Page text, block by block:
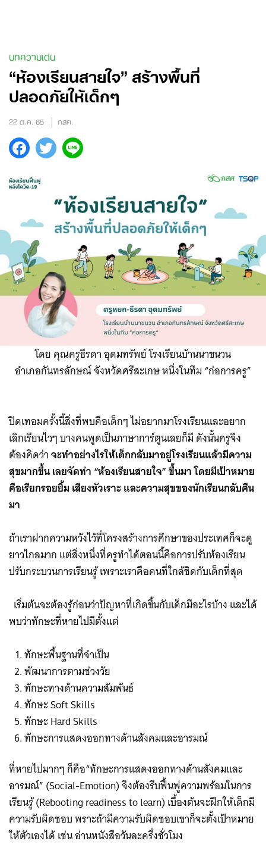
บทความเด่น
“ห้องเรียนสายใจ” สร้างพื้นที่
ปลอดภัยให้เด็กๆ
22 ต.ค. 65 กสศ.
โดย คุณครูธีรดา อุดมทรัพย์ โรงเรียนบ้านนาขนวน
อำเภอกันทรลักษณ์ จังหวัดศรีสะเกษ หนึ่งในทีม “ก่อการครู”
ปิดเทอมครั้งนี้สิ่งที่พบคือเด็กๆ ไม่อยากมาโรงเรียนและอยาก
เลิกเรียนไวๆ บางคนพูดเป็นภาษาการ์ตูนเลยก็มี ดังนั้นครูจึง
ต้องคิดว่าจะทำอย่างไรให้เด็กกลับมาอยู่โรงเรียนแล้วมีความ
สุขมากขึ้น เลยจัดทำ “ห้องเรียนสายใจ” ขึ้นมา โดยมีเป้าหมาย
คือเรียกรอยยิ้ม เสียงหัวเราะ และความสุขของนักเรียนกลับคืน
มา
ถ้าเราฝากความหวังไว้ที่โครงสร้างการศึกษาของประเทศก็จะดู
ยาวไกลมาก แต่สิ่งหนึ่งที่ครูทำได้ตอนนี้คือการปรับห้องเรียน
ปรับกระบวนการเรียนรู้ เพราะเราคือคนที่ใกล้ชิดกับเด็กที่สุด
เริ่มต้นจะต้องรู้ก่อนว่าปัญหาที่เกิดขึ้นกับเด็กมีอะไรบ้าง และได้
พบว่าทักษะที่หายไปมีตั้งแต่
ทักษะพื้นฐานที่จำเป็น
พัฒนาการตามช่วงวัย
ทักษะทางด้านความสัมพันธ์
ทักษะ Soft Skills
ทักษะ Hard Skills
ทักษะการแสดงออกทางด้านสังคมและอารมณ์
ที่หายไปมากๆ ก็คือ“ทักษะการแสดงออกทางด้านสังคมและ
อารมณ์” (Social-Emotion) จึงต้องรีบฟื้นฟูความพร้อมในการ
เรียนรู้ (Rebooting readiness to learn) เบื้องต้นจะฝึกให้เด็กมี
ความรับผิดชอบ พราะถ้ามีความรับผิดชอบเขาก็จะตั้งเป้าหมาย
ให้ตัวเองได้ เช่น อ่านหนังสือวันละครึ่งชั่วโมง